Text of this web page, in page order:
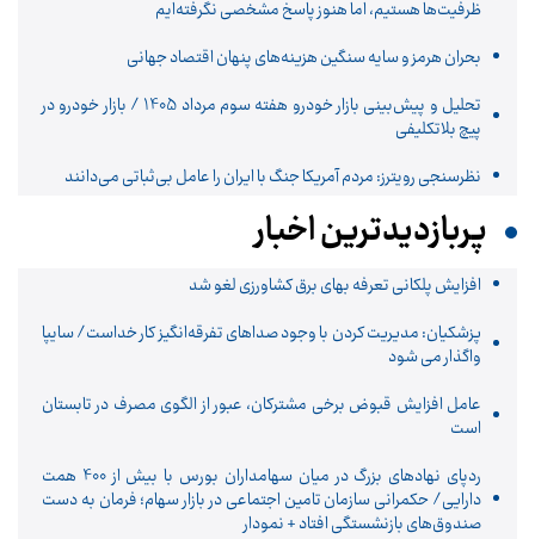
ظرفیت‌ها هستیم، اما هنوز پاسخ مشخصی نگرفته‌ایم
بحران هرمز و سایه سنگین هزینه‌های پنهان اقتصاد جهانی
تحلیل و پیش‌بینی بازار خودرو هفته سوم مرداد 1405 / بازار خودرو در
پیچ بلاتکلیفی
نظرسنجی رویترز: مردم آمریکا جنگ با ایران را عامل بی‌ثباتی می‌دانند
پربازدیدترین اخبار
افزایش پلکانی تعرفه بهای برق کشاورزی لغو شد
پزشکیان: مدیریت کردن با وجود صداهای تفرقه‌انگیز کار خداست/ سایپا
واگذار می شود
عامل افزایش قبوض برخی مشترکان، عبور از الگوی مصرف در تابستان
است
ردپای نهادهای بزرگ در میان سهامداران بورس با بیش از 400 همت
دارایی/ حکمرانی سازمان تامین اجتماعی در بازار سهام؛ فرمان به دست
صندوق‌های بازنشستگی افتاد + نمودار